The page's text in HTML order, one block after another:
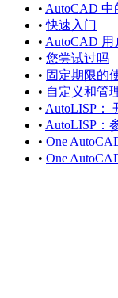
关
• AutoCAD 中
•快速入门
• AutoCAD 用
• 您尝试过吗
• 固定期限的
• 自定义和管
• AutoLISP：
• AutoLISP：
• One
• One